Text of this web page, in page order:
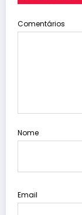
Comentários
Nome
Email